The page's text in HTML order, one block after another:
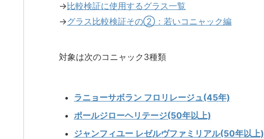
→比較検証に使用するグラス一覧
→グラス比較検証その②：若いコニャック編
対象は次のコニャック3種類
ラニョーサボラン フロリレージュ(45年)
ポールジローヘリテージ(50年以上)
ジャンフィユー レゼルヴファミリアル(50年以上)